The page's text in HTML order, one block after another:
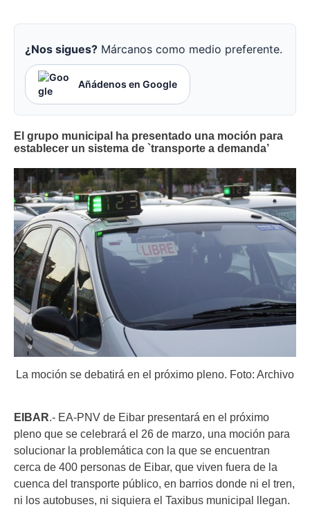
¿Nos sigues? Márcanos como medio preferente.
Añádenos en Google
El grupo municipal ha presentado una moción para
establecer un sistema de `transporte a demanda’
La moción se debatirá en el próximo pleno. Foto: Archivo
EIBAR.- EA-PNV de Eibar presentará en el próximo
pleno que se celebrará el 26 de marzo, una moción para
solucionar la problemática con la que se encuentran
cerca de 400 personas de Eibar, que viven fuera de la
cuenca del transporte público, en barrios donde ni el tren,
ni los autobuses, ni siquiera el Taxibus municipal llegan.